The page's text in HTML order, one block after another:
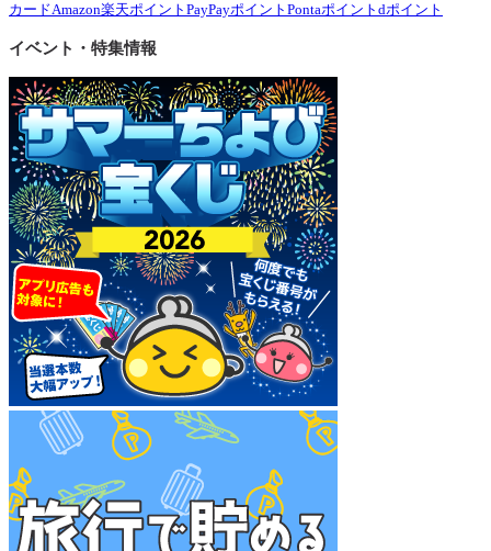
カードAmazon楽天ポイント PayPayポイント Pontaポイント dポイント
イベント・特集情報